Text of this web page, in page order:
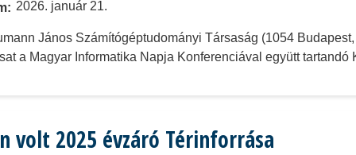
2026. január 21.
János Számítógéptudományi Társaság (1054
a Magyar Informatika Napja Konferenciával együtt tartandó
volt 2025 évzáró Térinforrása